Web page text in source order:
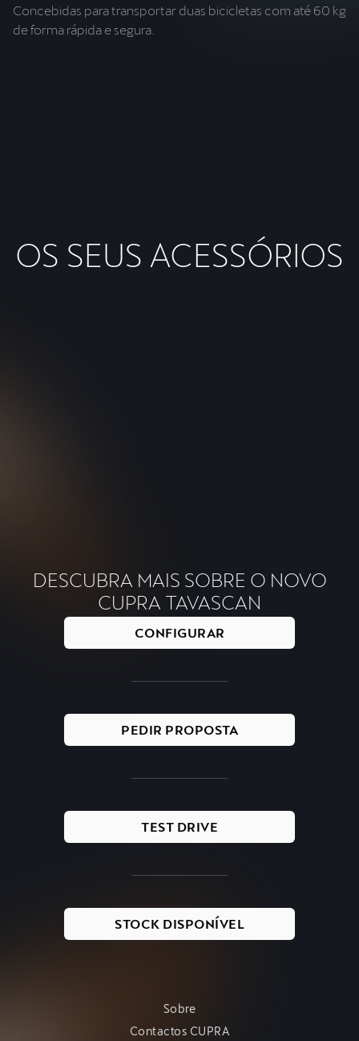
Concebidas para transportar duas bicicletas com até 60 kg
de forma rápida e segura.
OS SEUS ACESSÓRIOS
DESCUBRA MAIS SOBRE O NOVO
CUPRA TAVASCAN
CONFIGURAR
PEDIR PROPOSTA
TEST DRIVE
STOCK DISPONÍVEL
Sobre
Contactos CUPRA